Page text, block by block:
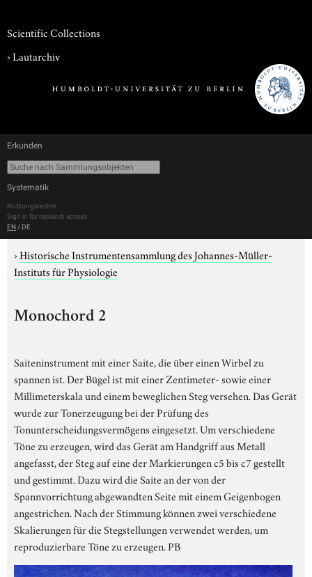
Scientific Collections
›Lautarchiv
Erkunden
Systematik
Nutzungsrechte
Sign in for research access
EN / DE
›Historische Instrumentensammlung des Johannes-Müller-
Instituts für Physiologie
Monochord 2
Saiteninstrument mit einer Saite, die über einen Wirbel zu
spannen ist. Der Bügel ist mit einer Zentimeter- sowie einer
Millimeterskala und einem beweglichen Steg versehen. Das Gerät
wurde zur Tonerzeugung bei der Prüfung des
Tonunterscheidungsvermögens eingesetzt. Um verschiedene
Töne zu erzeugen, wird das Gerät am Handgriff aus Metall
angefasst, der Steg auf eine der Markierungen c5 bis c7 gestellt
und gestimmt. Dazu wird die Saite an der von der
Spannvorrichtung abgewandten Seite mit einem Geigenbogen
angestrichen. Nach der Stimmung können zwei verschiedene
Skalierungen für die Stegstellungen verwendet werden, um
reproduzierbare Töne zu erzeugen. PB